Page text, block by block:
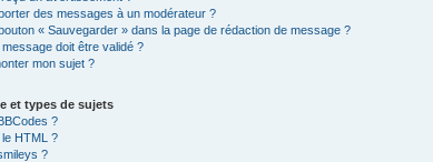
des messages à un modérateur ?
« Sauvegarder » dans la page de rédaction de message ?
doit être validé ?
mon sujet ?
et types de sujets
?
HTML ?
?